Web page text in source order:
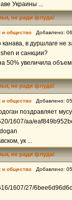
Украины ...
не ради флуда!
и общество Добавлено:
в дуршлаге не
и санкции?
50% увеличила
не ради флуда!
и общество Добавлено:
поздравляет
1607/aa/
ук ...
не ради флуда!
и общество Добавлено:
1607/27/